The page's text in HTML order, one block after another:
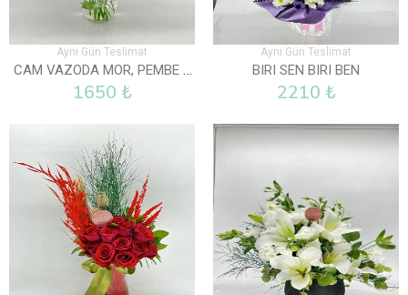
Aynı Gün Teslimat
CAM VAZODA MOR, PEMBE VE BEYAZ LISYANTUS
1650 ₺
Aynı Gün Teslimat
BIRI SEN BIRI BEN
2210 ₺